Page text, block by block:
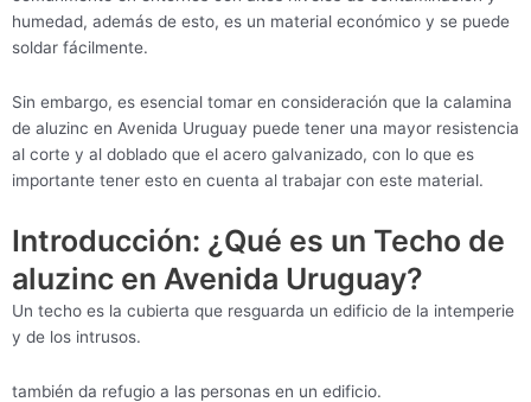
humedad, además de esto, es un material económico y se puede
soldar fácilmente.
Sin embargo, es esencial tomar en consideración que la calamina
de aluzinc en Avenida Uruguay puede tener una mayor resistencia
al corte y al doblado que el acero galvanizado, con lo que es
importante tener esto en cuenta al trabajar con este material.
Introducción: ¿Qué es un Techo de
aluzinc en Avenida Uruguay?
Un techo es la cubierta que resguarda un edificio de la intemperie
y de los intrusos.
también da refugio a las personas en un edificio.